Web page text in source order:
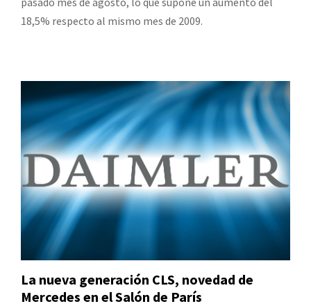
18,5% respecto al mismo mes de 2009.
La nueva generación CLS, novedad de
Mercedes en el Salón de París